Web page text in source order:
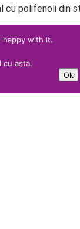
cu polifenoli din
happy with it.
cu asta.
Ok